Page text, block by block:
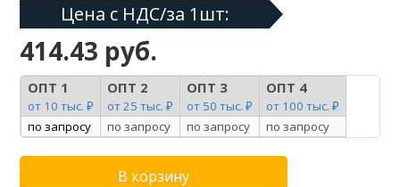
Цена с НДС/за 1шт:
414.43 руб.
ОПТ 1
от 10 тыс. ₽
ОПТ 2
от 25 тыс. ₽
ОПТ 3
от 50 тыс. ₽
ОПТ 4
от 100 тыс. ₽
по запросу
по запросу по запросу по запросу